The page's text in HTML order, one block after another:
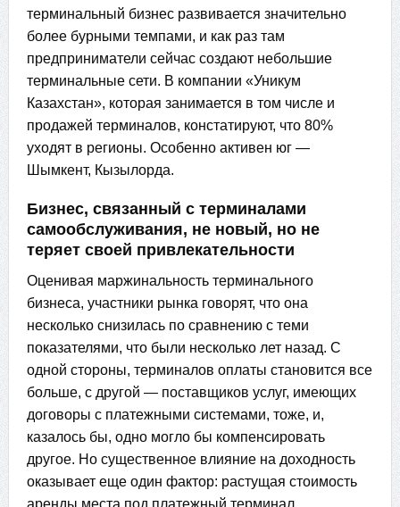
терминальный бизнес развивается значительно
более бурными темпами, и как раз там
предприниматели сейчас создают небольшие
терминальные сети. В компании «Уникум
Казахстан», которая занимается в том числе и
продажей терминалов, констатируют, что 80%
уходят в регионы. Особенно активен юг —
Шымкент, Кызылорда.
Бизнес, связанный с терминалами
самообслуживания, не новый, но не
теряет своей привлекательности
Оценивая маржинальность терминального
бизнеса, участники рынка говорят, что она
несколько снизилась по сравнению с теми
показателями, что были несколько лет назад. С
одной стороны, терминалов оплаты становится все
больше, с другой — поставщиков услуг, имеющих
договоры с платежными системами, тоже, и,
казалось бы, одно могло бы компенсировать
другое. Но существенное влияние на доходность
оказывает еще один фактор: растущая стоимость
аренды места под платежный терминал